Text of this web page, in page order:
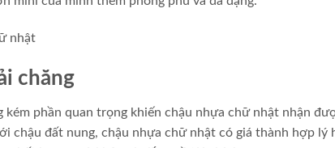
chăng
kém phần quan trọng khiến chậu nhựa chữ nhật nhận
chậu đất nung, chậu nhựa chữ nhật có giá thành hợp